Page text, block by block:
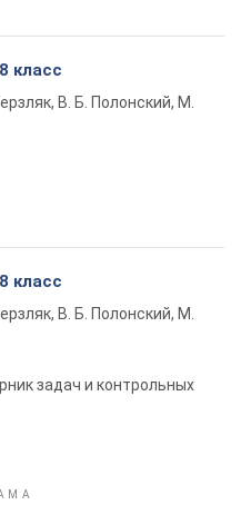
класс
В. Б. Полонский, М.
класс
В. Б. Полонский, М.
задач и контрольных